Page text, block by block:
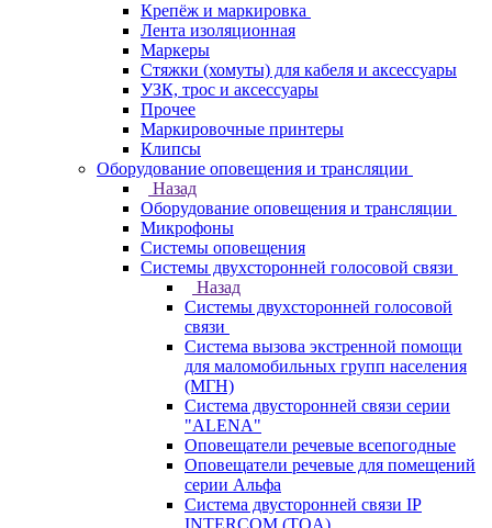
Крепёж и маркировка
Лента изоляционная
Маркеры
Стяжки (хомуты) для кабеля и аксессуары
УЗК, трос и аксессуары
Прочее
Маркировочные принтеры
Клипсы
Оборудование оповещения и трансляции
Назад
Оборудование оповещения и трансляции
Микрофоны
Системы оповещения
Системы двухсторонней голосовой связи
Назад
Системы двухсторонней голосовой
связи
Система вызова экстренной помощи
для маломобильных групп населения
(МГН)
Система двусторонней связи серии
"ALENA"
Оповещатели речевые всепогодные
Оповещатели речевые для помещений
серии Альфа
Система двусторонней связи IP
INTERCOM (TOA)